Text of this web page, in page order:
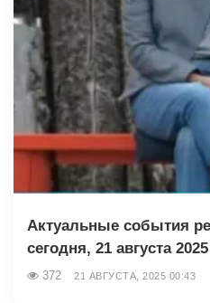
Актуальные события
сегодня, 21 августа
372 21 АВГУСТА, 2025 00:43